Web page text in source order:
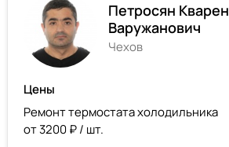
Петросян Кварен
Варужанович
Чехов
Цены
Ремонт термостата холодильника
от 3200 ₽ / шт.